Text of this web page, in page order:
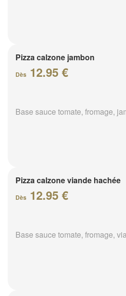
Pizza calzone jambon
Dès 12.95 €
Base sauce tomate, fromage,
Pizza calzone viande hachée
Dès 12.95 €
Base sauce tomate, fromage,